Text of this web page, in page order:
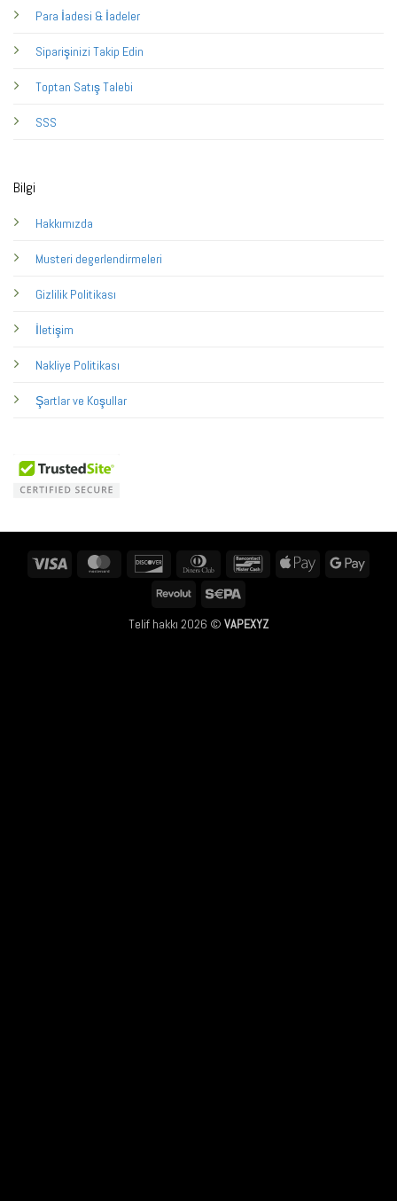
Para İadesi & İadeler
Siparişinizi Takip Edin
Toptan Satış Talebi
SSS
Bilgi
Hakkımızda
Musteri degerlendirmeleri
Gizlilik Politikası
İletişim
Nakliye Politikası
Şartlar ve Koşullar
MasterCard Discover
Dinners
BancontactApple
Revolut
Telif hakkı 2026 © VAPEXYZ